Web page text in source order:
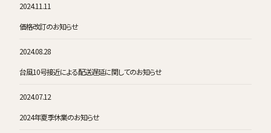
2024.11.11
価格改訂のお知らせ
2024.08.28
台風10号接近による配送遅延に関してのお知らせ
2024.07.12
2024年夏季休業のお知らせ